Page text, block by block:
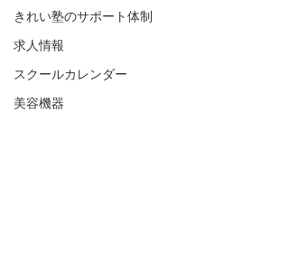
きれい塾のサポート体制
求人情報
スクールカレンダー
美容機器